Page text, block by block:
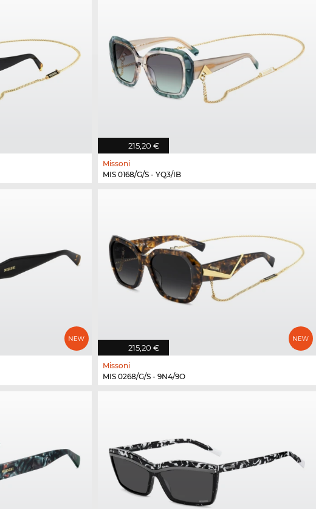
215,20 €
Missoni
MIS 0168/G/S - YQ3/IB
215,20 €
Missoni
MIS 0268/G/S - 9N4/9O